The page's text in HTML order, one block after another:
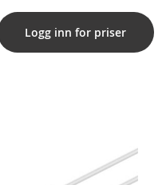
Logg inn for priser